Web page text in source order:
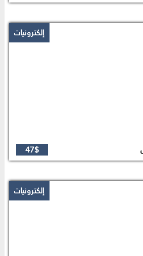
إلكترونيات
47$
إلكترونيات